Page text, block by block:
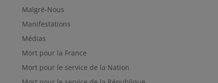
Malgré-Nous
Manifestations
Médias
Mort pour la France
Mort pour le service de la Nation